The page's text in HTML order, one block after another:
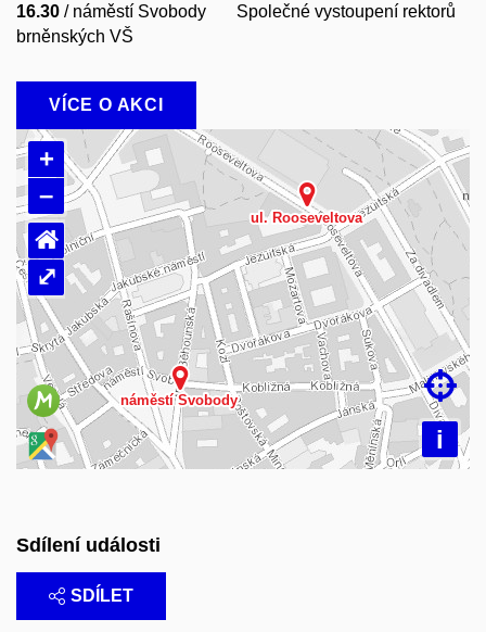
16.30 / náměstí Svobody Společné vystoupení rektorů
brněnských VŠ
VÍCE O AKCI
Načítám mapu…
+
–
i

⌂
⤢
Sdílení události
SDÍLET